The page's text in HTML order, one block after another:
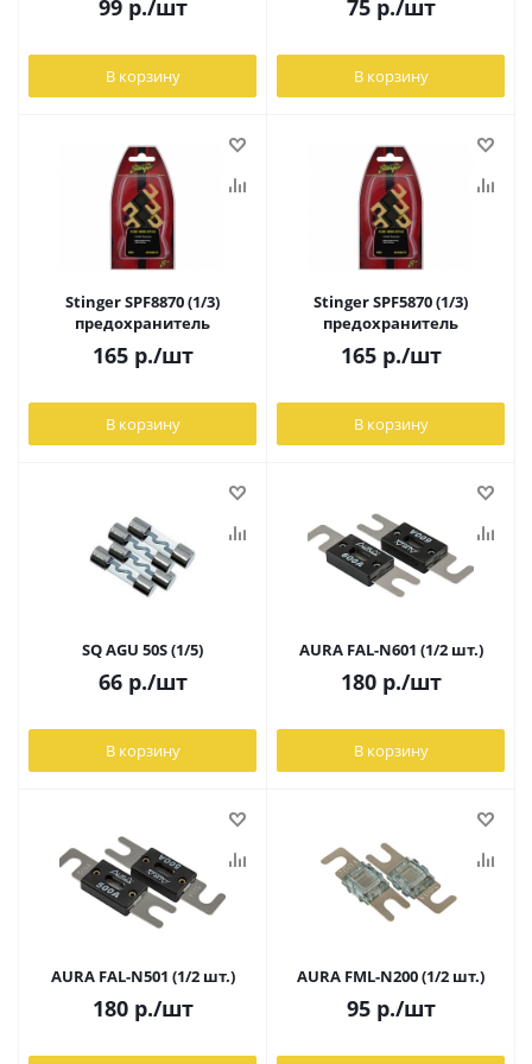
99р./шт
В корзину
75р./шт
В корзину
Stinger SPF8870 (1/3)
предохранитель
165р./шт
В корзину
Stinger SPF5870 (1/3)
предохранитель
165р./шт
В корзину
SQ AGU 50S (1/5)
66р./шт
В корзину
AURA FAL-N601 (1/2 шт.)
180р./шт
В корзину
AURA FAL-N501 (1/2 шт.)
180р./шт
AURA FML-N200 (1/2 шт.)
95р./шт